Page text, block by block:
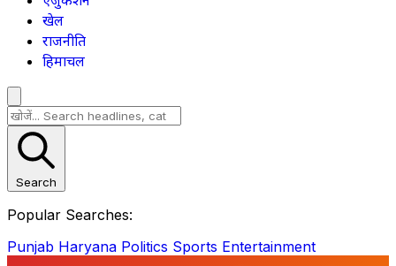
खेल
राजनीति
हिमाचल
Search
Popular Searches:
Punjab Haryana Politics Sports Entertainment